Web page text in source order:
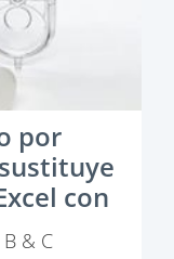
por
con
la
& C